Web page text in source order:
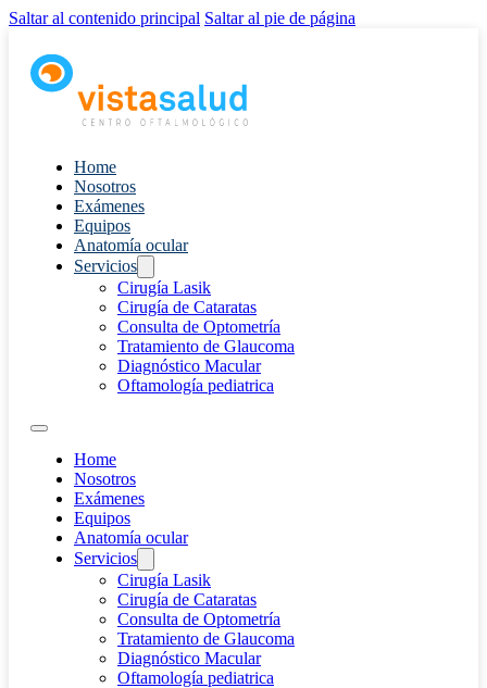
Saltar al contenido principal Saltar al pie de página
Home
Nosotros
Exámenes
Equipos
Anatomía ocular
Servicios
Cirugía Lasik
Cirugía de Cataratas
Consulta de Optometría
Tratamiento de Glaucoma
Diagnóstico Macular
Oftamología pediatrica
Home
Nosotros
Exámenes
Equipos
Anatomía ocular
Servicios
Cirugía Lasik
Cirugía de Cataratas
Consulta de Optometría
Tratamiento de Glaucoma
Diagnóstico Macular
Oftamología pediatrica